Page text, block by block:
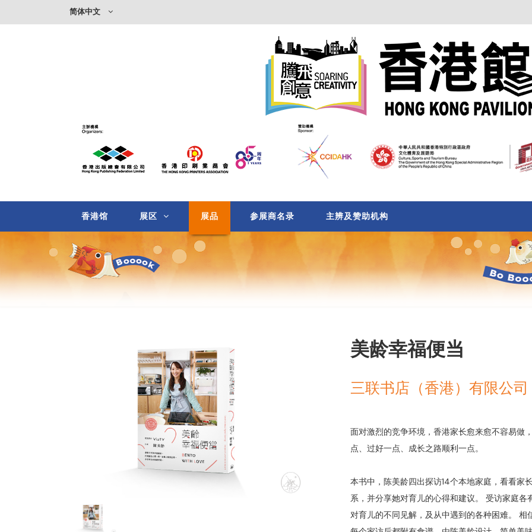
简体中文
香港馆 展区 展品 参展商名录 主辨及赞助机构
美龄幸福便当
三联书店（香港）有限公司
面对激烈的竞争环境，香港家长愈来愈不容易做
点、过好一点、成长之路顺利一点。
本书中，陈美龄四出探访14个本地家庭，看看家
系，并分享她对育儿的心得和建议。 受访家庭
对育儿的不同见解，及从中遇到的各种困难。